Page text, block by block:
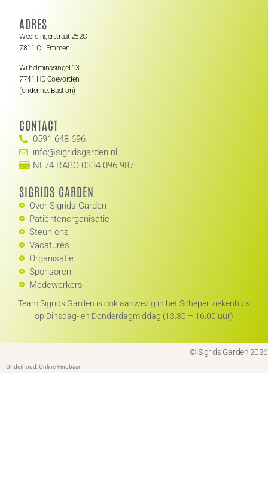
ADRES
Weerdingerstraat 252C
7811 CL Emmen
Wilhelminasingel 13
7741 HD Coevorden
(onder het Bastion)
CONTACT
0591 648 696
info@sigridsgarden.nl
NL74 RABO 0334 096 987
SIGRIDS GARDEN
Over Sigrids Garden
Patiëntenorganisatie
Steun ons
Vacatures
Organisatie
Sponsoren
Medewerkers
Team Sigrids Garden is ook aanwezig in het Scheper ziekenhuis
op Dinsdag- en Donderdagmiddag (13.30 – 16.00 uur)
© Sigrids Garden 2026
Onderhoud: Online Vindbaar